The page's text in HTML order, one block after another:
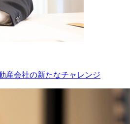
社の新たなチャレンジ